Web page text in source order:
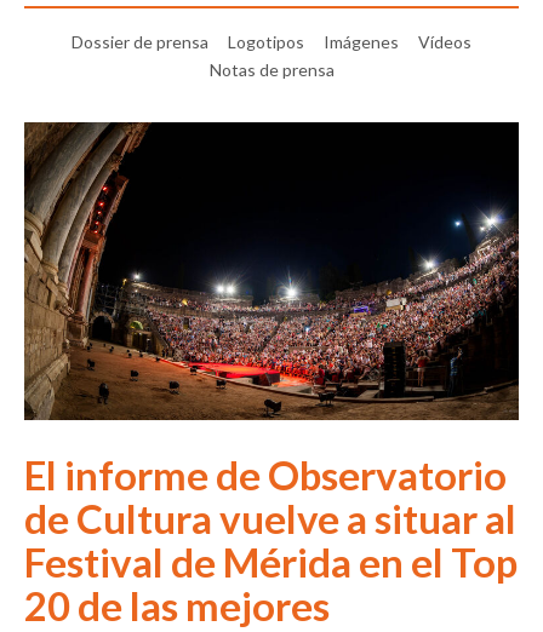
Dossier de prensa Logotipos Imágenes
Vídeos
Notas de prensa
El informe de Observatorio
de Cultura vuelve a situar al
Festival de Mérida en el Top
20 de las mejores